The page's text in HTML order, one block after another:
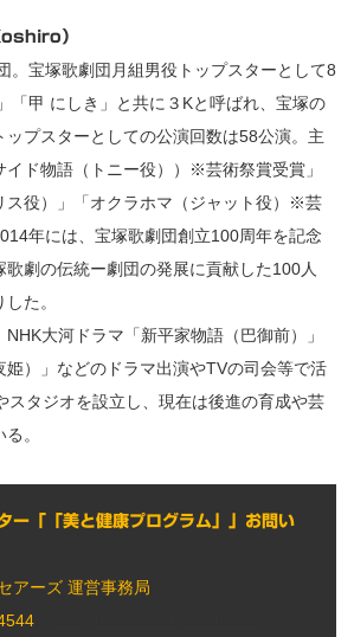
）
。宝塚歌劇団月組男役トップスターとして8
「甲 にしき」と共に３Kと呼ばれ、宝塚の
ップスターとしての公演回数は58公演。主
イド物語（トニー役））※芸術祭賞受賞」
ス役）」「オクラホマ（ジャット役）※芸
年には、宝塚歌劇団創立100周年を記念
歌劇の伝統ー劇団の発展に貢献した100人
た。
大河ドラマ「新平家物語（巴御前）」
姫）」などのドラマ出演やTVの司会等で活
スタジオを設立し、現在は後進の育成や芸
。
ー「「美と健康プログラム」」お問い
アーズ 運営事務局